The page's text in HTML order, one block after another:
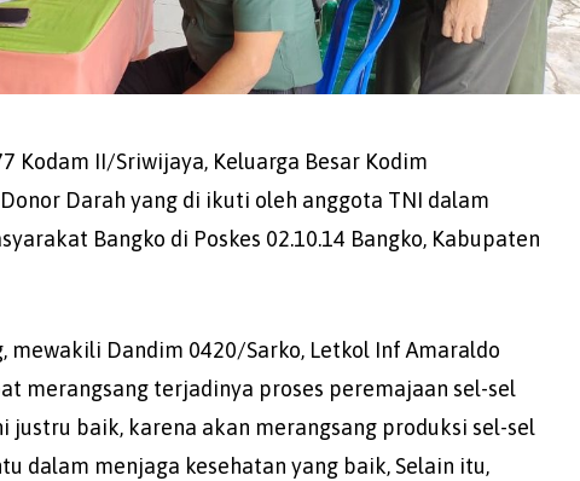
Kodam II/Sriwijaya, Keluarga Besar Kodim
Darah yang di ikuti oleh anggota TNI dalam
Bangko di Poskes 02.10.14 Bangko, Kabupaten
mewakili Dandim 0420/Sarko, Letkol Inf Amaraldo
merangsang terjadinya proses peremajaan sel-sel
justru baik, karena akan merangsang produksi sel-sel
dalam menjaga kesehatan yang baik, Selain itu,